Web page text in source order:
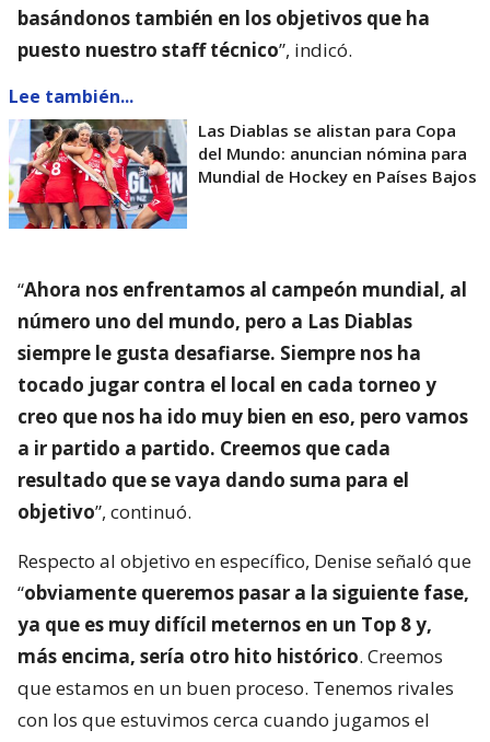
basándonos también en los objetivos que ha
puesto nuestro staff técnico”, indicó.
Lee también...
Las Diablas se alistan para Copa
del Mundo: anuncian nómina para
Mundial de Hockey en Países Bajos
“Ahora nos enfrentamos al campeón mundial, al
número uno del mundo, pero a Las Diablas
siempre le gusta desafiarse. Siempre nos ha
tocado jugar contra el local en cada torneo y
creo que nos ha ido muy bien en eso, pero vamos
a ir partido a partido. Creemos que cada
resultado que se vaya dando suma para el
objetivo”, continuó.
Respecto al objetivo en específico, Denise señaló que
“obviamente queremos pasar a la siguiente fase,
ya que es muy difícil meternos en un Top 8 y,
más encima, sería otro hito histórico. Creemos
que estamos en un buen proceso. Tenemos rivales
con los que estuvimos cerca cuando jugamos el